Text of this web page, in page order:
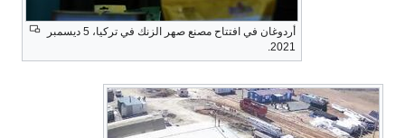
أردوغان في افتتاح مصنع صهر الزنك في تركيا، 5 ديسمبر
2021.